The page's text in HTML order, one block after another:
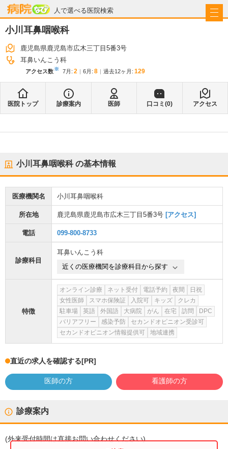
人で選べる医院検索
病院なび
小川耳鼻咽喉科
鹿児島県鹿児島市広木三丁目5番3号
耳鼻いんこう科
アクセス数※ 7月 : 2 6月 : 8 過去12ヶ月: 129
医院トップ 診療案内 医師 口コミ(0) アクセス
小川耳鼻咽喉科の基本情報
医療機関名 小川耳鼻咽喉科
所在地 鹿児島県鹿児島市広木三丁目5番3号 [アクセス]
電話 099-800-8733
診療科目
耳鼻いんこう科
近くの医療機関を診療科目から探す
特徴
オンライン診療 ネット受付 電話予約 夜間
日祝
女性医師
スマホ保険証 入院可 キッズ
クレカ
駐車場
英語 外国語 大病院 がん 在宅 訪問
DPC
バリアフリー
感染予防
セカンドオピニオン受診可
セカンドオピニオン情報提供可
地域連携
直近の求人を確認する[PR]
医師の方 看護師の方
診療案内
(外来受付時間は直接お問い合わせください)